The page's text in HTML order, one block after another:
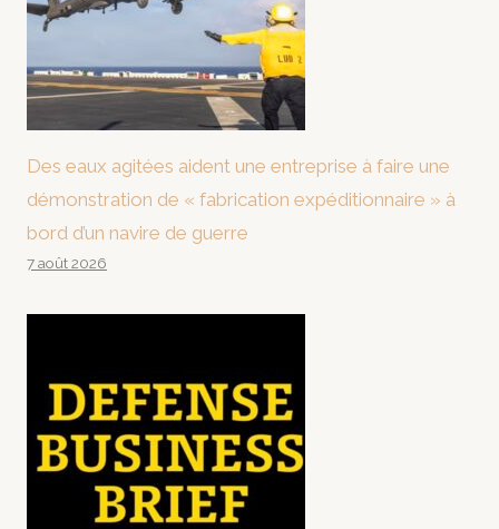
Des eaux agitées aident une entreprise à faire une
démonstration de « fabrication expéditionnaire » à
bord d’un navire de guerre
7 août 2026